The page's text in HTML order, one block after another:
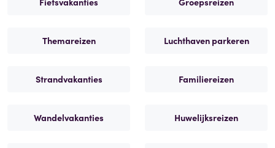
Themareizen Luchthaven parkeren
Strandvakanties Familiereizen
Wandelvakanties Huwelijksreizen